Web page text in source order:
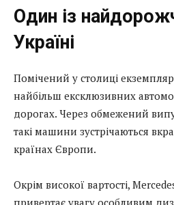
Один із
Україні
Помічений у столиці
найбільш ексклюзивних
дорогах. Через обмежений
такі машини зустрічаються
країнах Європи.
Окрім високої вартості,
привертає увагу особливим